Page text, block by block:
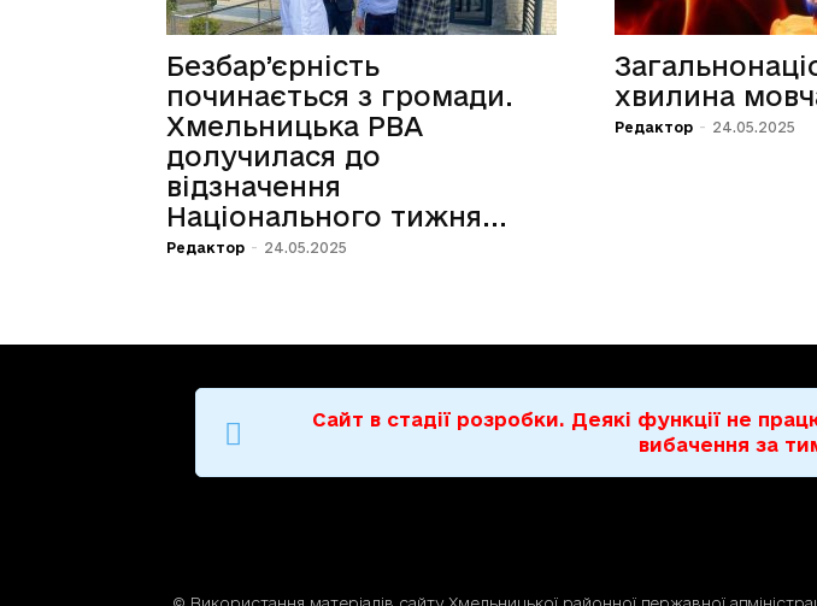
Безбар’єрність
починається з громади.
Хмельницька РВА
долучилася до
відзначення
Національного тижня...
Редактор - 24.05.2025
хвилина
Редактор - 24.05.2025
Сайт в стадії розробки. Деякі функції не
вибачення за
© Використання матерiалiв сайту Хмельницької районної державної